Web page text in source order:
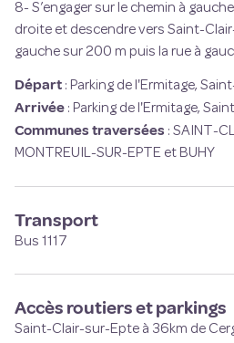
8- S’engager sur le chemin à
droite et descendre vers Saint-
gauche sur 200 m puis la rue à
Départ : Parking de l'Ermitage,
Arrivée : Parking de l'Ermitage,
Communes traversées : SAINT-
MONTREUIL-SUR-EPTE et BUHY
Transport
Bus 1117
Accès routiers et parkings
Saint-Clair-sur-Epte à 36km de